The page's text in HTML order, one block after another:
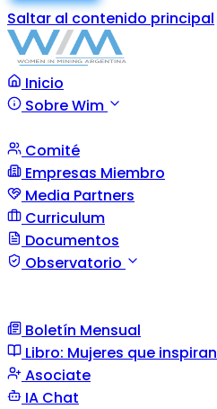
Saltar al contenido principal
Inicio
Sobre Wim
Comité
Empresas Miembro
Media Partners
Curriculum
Documentos
Observatorio
Boletín Mensual
Libro: Mujeres que inspiran
Asociate
IA Chat